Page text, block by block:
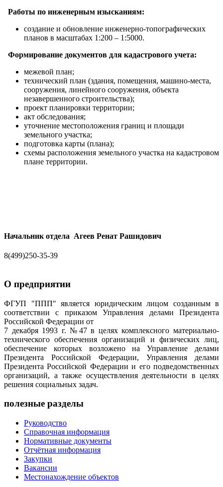
Работы по инженерным изысканиям:
создание и обновление инженерно-топографических
планов в масштабах 1:200 – 1:5000.
Формирование документов для кадастрового учета:
межевой план;
технический план (здания, помещения, машино-места,
сооружения, линейного сооружения, объекта
незавершенного строительства);
проект планировки территории;
акт обследования;
уточнение местоположения границ и площади
земельного участка;
подготовка карты (плана);
схемы расположения земельного участка на кадастровом
плане территории.
Начальник отдела Агеев Ренат Рашидович
8(499)250-35-39
О предприятии
ФГУП "ППП" является юридическим лицом созданным в
соответствии с приказом Управления делами Президента
Российской Федерации от
7 декабря 1993 г. №47 в целях комплексного материально-
технического обеспечения организаций и физических лиц,
обеспечение которых возложено на Управление делами
Президента Российской Федерации, Управления делами
Президента Российской Федерации и его подведомственных
организаций, а также осуществления деятельности в целях
решения социальных задач.
полезные разделы
Руководство
Справочная информация
Нормативные документы
Отчётная информация
Закупки
Вакансии
Местонахождение объектов